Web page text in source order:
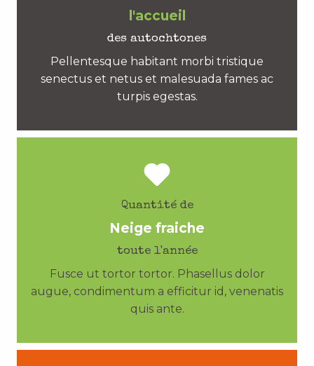
l'accueil
des autochtones
Pellentesque habitant morbi tristique
senectus et netus et malesuada fames ac
turpis egestas.
Quantité de
Neige fraiche
toute l'année
Fusce ut tortor tortor. Phasellus dolor
augue, condimentum a efficitur id, venenatis
quis ante.